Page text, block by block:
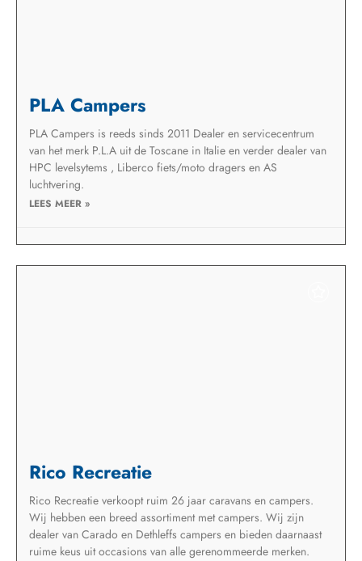
PLA Campers
PLA Campers is reeds sinds 2011 Dealer en servicecentrum
van het merk P.L.A uit de Toscane in Italie en verder dealer van
HPC levelsytems , Liberco fiets/moto dragers en AS
luchtvering.
LEES MEER »
Rico Recreatie
Rico Recreatie verkoopt ruim 26 jaar caravans en campers.
Wij hebben een breed assortiment met campers. Wij zijn
dealer van Carado en Dethleffs campers en bieden daarnaast
ruime keus uit occasions van alle gerenommeerde merken.